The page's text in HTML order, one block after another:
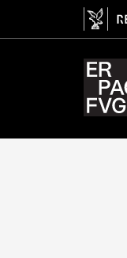
gelatina